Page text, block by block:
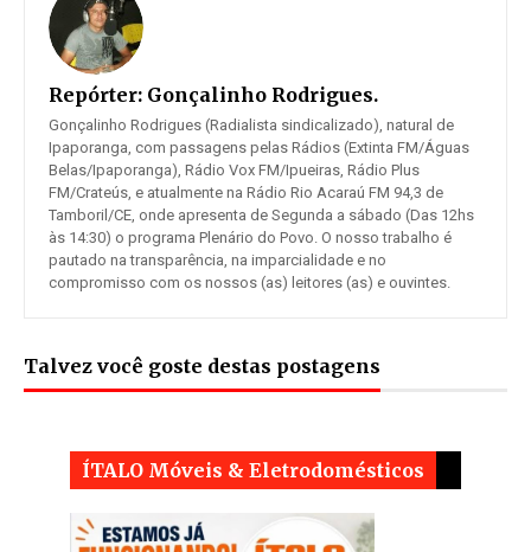
Repórter: Gonçalinho Rodrigues.
Gonçalinho Rodrigues (Radialista sindicalizado), natural de
Ipaporanga, com passagens pelas Rádios (Extinta FM/Águas
Belas/Ipaporanga), Rádio Vox FM/Ipueiras, Rádio Plus
FM/Crateús, e atualmente na Rádio Rio Acaraú FM 94,3 de
Tamboril/CE, onde apresenta de Segunda a sábado (Das 12hs
às 14:30) o programa Plenário do Povo. O nosso trabalho é
pautado na transparência, na imparcialidade e no
compromisso com os nossos (as) leitores (as) e ouvintes.
Talvez você goste destas postagens
ÍTALO Móveis & Eletrodomésticos